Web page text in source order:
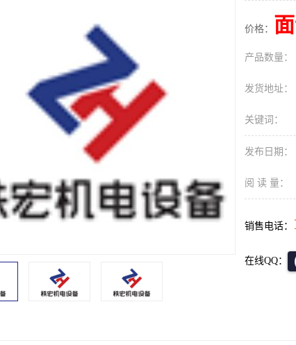
价格：
产品数量：
发货地址：
关键词：
发布日期：
阅 读 量：
销售电话：
在线QQ：